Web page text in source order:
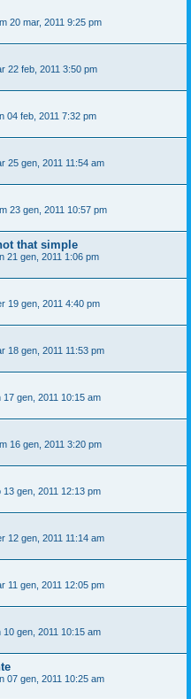
20 mar, 2011 9:25 pm
22 feb, 2011 3:50 pm
04 feb, 2011 7:32 pm
25 gen, 2011 11:54 am
23 gen, 2011 10:57 pm
that simple
21 gen, 2011 1:06 pm
19 gen, 2011 4:40 pm
18 gen, 2011 11:53 pm
17 gen, 2011 10:15 am
16 gen, 2011 3:20 pm
13 gen, 2011 12:13 pm
12 gen, 2011 11:14 am
11 gen, 2011 12:05 pm
10 gen, 2011 10:15 am
07 gen, 2011 10:25 am